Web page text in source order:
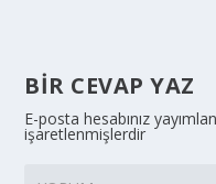
BIR CEVAP YAZ
E-posta hesabınız
işaretlenmişlerdir